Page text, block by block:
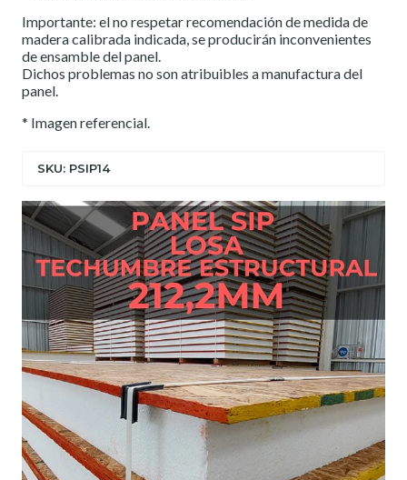
Importante: el no respetar recomendación de medida de
madera calibrada indicada, se producirán inconvenientes
de ensamble del panel.
Dichos problemas no son atribuibles a manufactura del
panel.
* Imagen referencial.
SKU: PSIP14